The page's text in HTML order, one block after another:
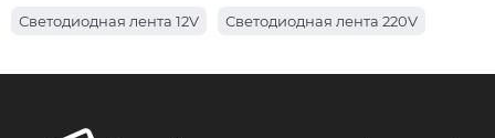
Светодиодная лента 12V Светодиодная лента 220V